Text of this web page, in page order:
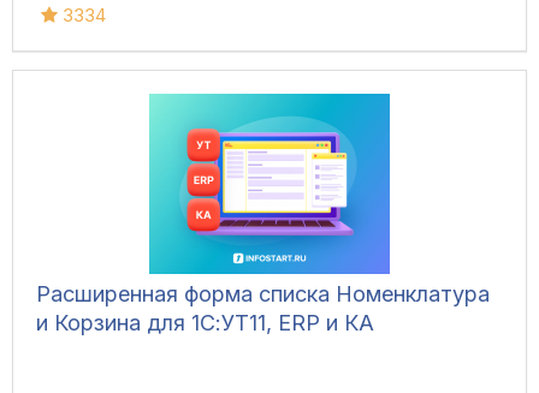
3334
Расширенная форма списка Номенклатура
и Корзина для 1С:УТ11, ERP и КА